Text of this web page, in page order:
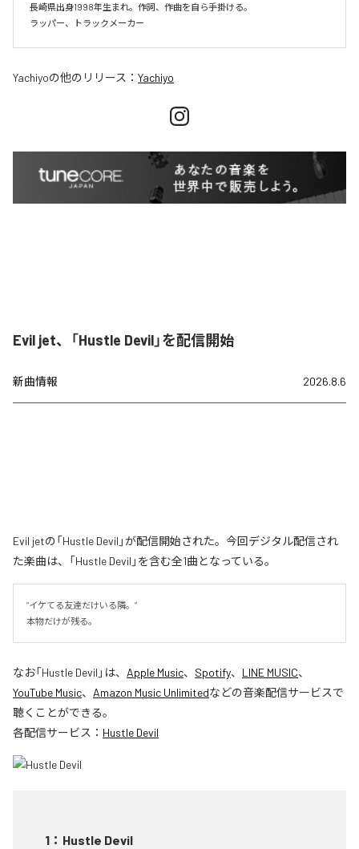
長崎県出身1998年生まれ。作詞、作曲を自ら手掛ける。
Yachiyoの他のリリース： Yachiyo
Evil jet、「Hustle Devil」を配信開始
新曲情報 2026.8.6
Evil jetの「Hustle Devil」が配信開始された。今回デジタル配信され
た楽曲は、「Hustle Devil」を含む全1曲となっている。
“イケてる友達だけいる隣。”
本物だけが残る。
なお「Hustle Devil 」は、 Apple Music、 Spotify、 LINE MUSIC、
YouTube Music、 Amazon Music Unlimitedなどの音楽配信サービスで
聴くことができる。
各配信サービス： Hustle Devil
1 ： Hustle Devil